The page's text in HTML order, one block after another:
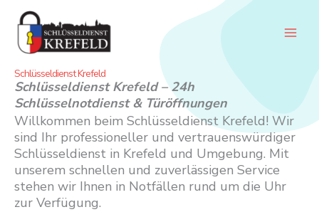
Inhalt
springen
Schlüsseldienst Krefeld
Schlüsseldienst Krefeld – 24h
Schlüsselnotdienst & Türöffnungen
Willkommen beim Schlüsseldienst Krefeld! Wir
sind Ihr professioneller und vertrauenswürdiger
Schlüsseldienst in Krefeld und Umgebung. Mit
unserem schnellen und zuverlässigen Service
stehen wir Ihnen in Notfällen rund um die Uhr
zur Verfügung.